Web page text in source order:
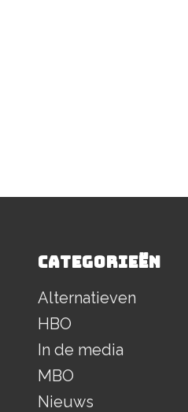
CATEGORIEËN
Alternatieven
HBO
In de media
MBO
Nieuws